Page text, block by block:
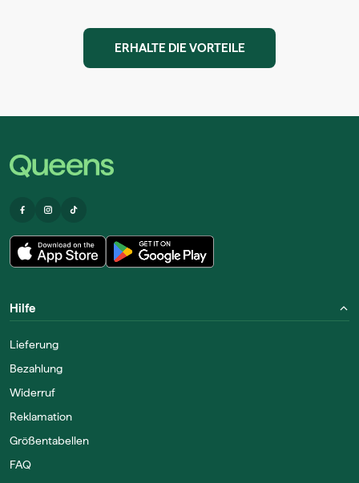
ERHALTE DIE VORTEILE
Hilfe
Lieferung
Bezahlung
Widerruf
Reklamation
Größentabellen
FAQ